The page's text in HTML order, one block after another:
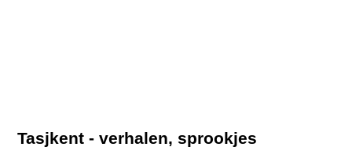
Tasjkent - verhalen, sprookjes